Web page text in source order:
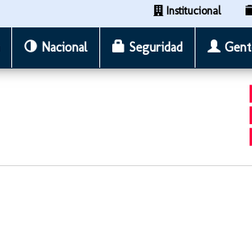
Institucional
Nacional Seguridad